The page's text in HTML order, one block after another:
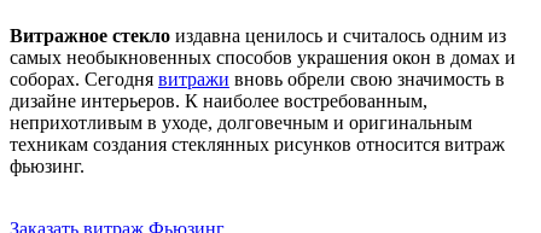
Витражное стекло издавна ценилось и считалось одним из
самых необыкновенных способов украшения окон в домах и
соборах. Сегодня витражи вновь обрели свою значимость в
дизайне интерьеров. К наиболее востребованным,
неприхотливым в уходе, долговечным и оригинальным
техникам создания стеклянных рисунков относится витраж
фьюзинг.
Заказать витраж Фьюзинг